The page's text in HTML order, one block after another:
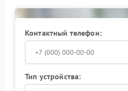
подобными случаями и
Контактный телефон:
Тип устройства: